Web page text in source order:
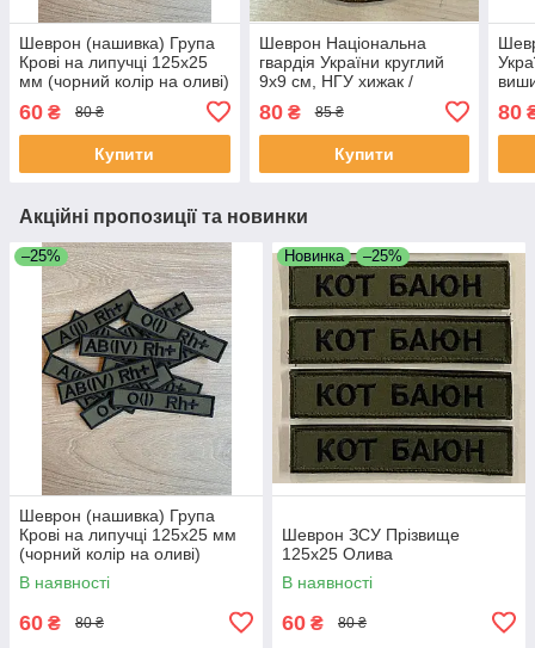
Шеврон (нашивка) Група
Крові на липучці 125х25
мм (чорний колір на оливі)
60 ₴ 80 ₴
Купити
Шеврон Національна
гвардія України круглий
9х9 см, НГУ хижак /
мультикам, на липучці
80₴ 85 ₴
Купити
80
Акційні пропозиції та новинки
–25%
Шеврон (нашивка) Група
Крові на липучці 125х25 мм
(чорний колір на оливі)
В наявності
60 ₴ 80 ₴
Новинка –25%
Шеврон ЗСУ Прізвище
125х25 Олива
В наявності
60 ₴ 80 ₴